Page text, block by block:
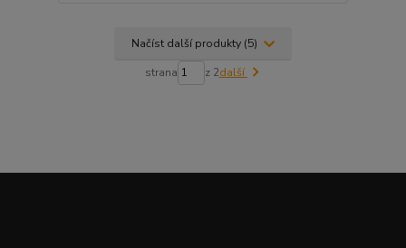
Načíst další produkty (5)
strana z 2další